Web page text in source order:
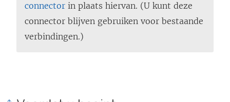
connector in plaats hiervan. (U kunt deze
connector blijven gebruiken voor bestaande
verbindingen.)